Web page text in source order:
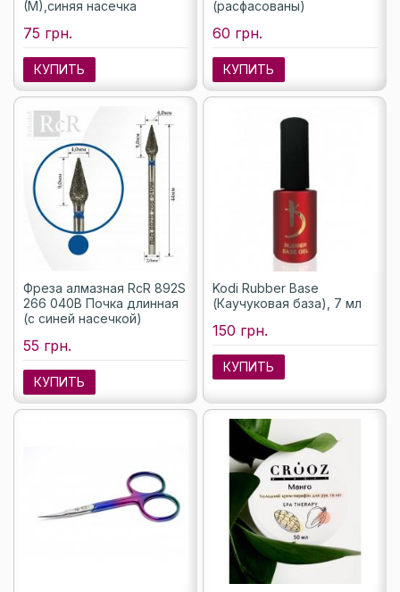
(M),синяя насечка
75 грн.
КУПИТЬ
(расфасованы)
60 грн.
КУПИТЬ
Фреза алмазная RcR 892S
266 040B Почка длинная
(с синей насечкой)
55 грн.
КУПИТЬ
Kodi Rubber Base
(Каучуковая база), 7 мл
150 грн.
КУПИТЬ